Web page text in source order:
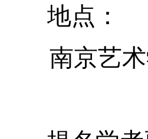
地点：
南京艺术